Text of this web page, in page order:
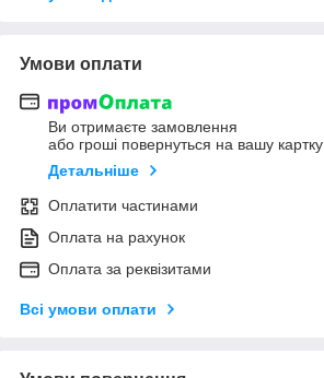
Умови оплати
Ви отримаєте замовлення
або гроші повернуться на вашу картку
Детальніше
Оплатити частинами
Оплата на рахунок
Оплата за реквізитами
Всі умови оплати